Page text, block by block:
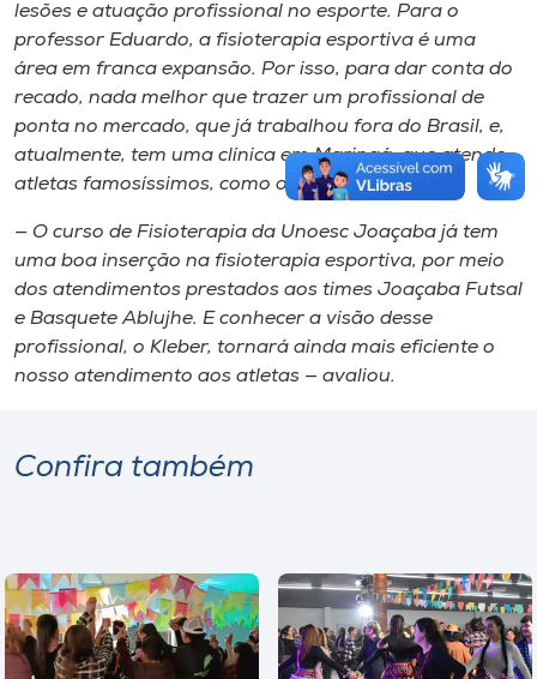
lesões e atuação profissional no esporte. Para o
professor Eduardo, a fisioterapia esportiva é uma
área em franca expansão. Por isso, para dar conta do
recado, nada melhor que trazer um profissional de
ponta no mercado, que já trabalhou fora do Brasil, e,
atualmente, tem uma clínica em Maringá, que atende
atletas famosíssimos, como o jogador Falcão.
— O curso de Fisioterapia da Unoesc Joaçaba já tem
uma boa inserção na fisioterapia esportiva, por meio
dos atendimentos prestados aos times Joaçaba Futsal
e Basquete Ablujhe. E conhecer a visão desse
profissional, o Kleber, tornará ainda mais eficiente o
nosso atendimento aos atletas — avaliou.
Confira também